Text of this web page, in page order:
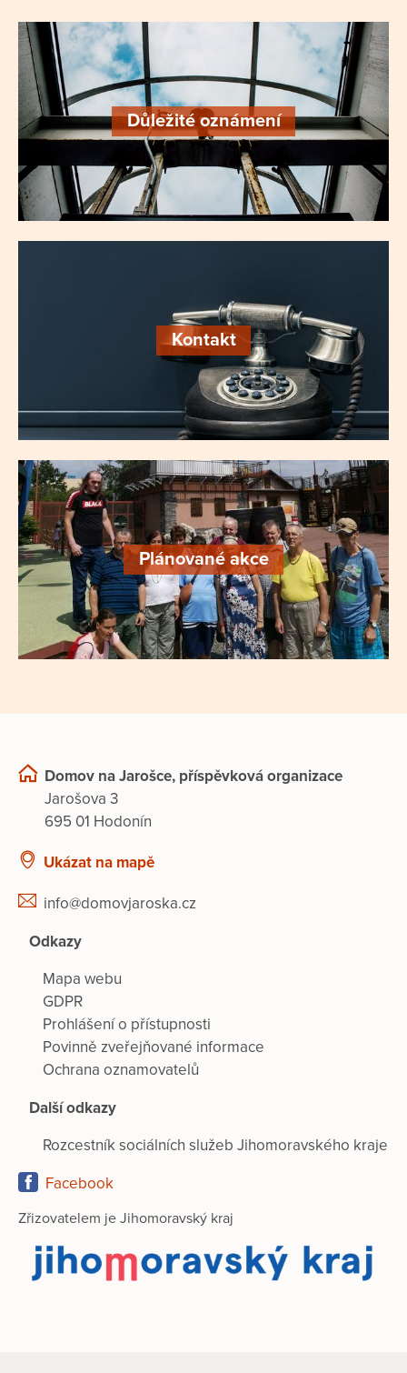
Důležité oznámení
Kontakt
Plánované akce
Domov na Jarošce, příspěvková organizace
Jarošova 3
695 01 Hodonín
Ukázat na mapě
info@domovjaroska.cz
Odkazy
Mapa webu
GDPR
Prohlášení o přístupnosti
Povinně zveřejňované informace
Ochrana oznamovatelů
Další odkazy
Rozcestník sociálních služeb Jihomoravského kraje
Facebook
Zřizovatelem je Jihomoravský kraj